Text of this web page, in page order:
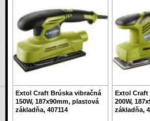
Extol Craft Brúska vibračná
150W, 187x90mm, plastová
základňa, 407114
Extol
200W,
základňa,